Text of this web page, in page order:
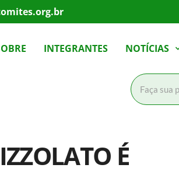
INTEGRANTES NOTÍCIAS
É